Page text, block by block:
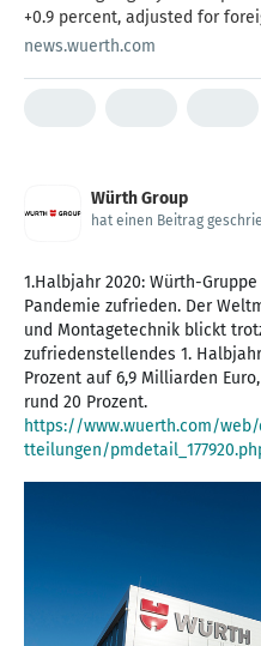
+0.9 percent, adjusted for
percent).
news.wuerth.com
Würth Group
hat einen Beitrag
1.Halbjahr 2020: Würth-
Pandemie zufrieden. Der
und Montagetechnik blickt
zufriedenstellendes 1.
Prozent auf 6,9 Milliarden
rund 20 Prozent.
https://www.wuerth.com/
tteilungen/